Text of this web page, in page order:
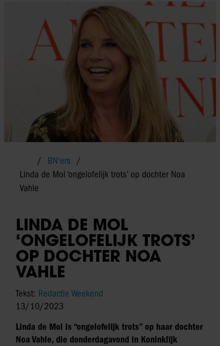
BN'ers
Linda de Mol ‘ongelofelijk trots’ op dochter Noa
Vahle
LINDA DE MOL
‘ONGELOFELIJK TROTS’
OP DOCHTER NOA
VAHLE
Tekst: Redactie Weekend
13/10/2023
Linda de Mol is “ongelofelijk trots” op haar dochter
Noa Vahle, die donderdagavond in Koninklijk